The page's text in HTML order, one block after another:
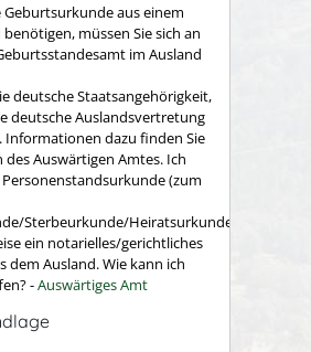
Geburtsurkunde aus einem
müssen Sie sich an
im Ausland
deutsche Staatsangehörigkeit,
deutsche Auslandsvertretung
Informationen dazu finden Sie
des Auswärtigen Amtes. Ich
(zum
Sterbeurkunde/Heiratsurkunde)
ein notarielles/gerichtliches
dem Ausland. Wie kann ich
-Auswärtiges Amt